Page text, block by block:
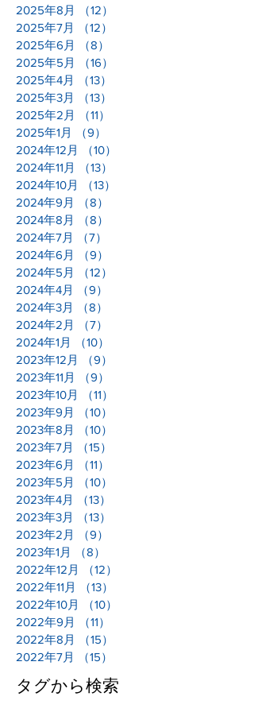
2025年8月
（12）
2025年7月
（12）
2025年6月
（8）
2025年5月
（16）
2025年4月
（13）
2025年3月
（13）
2025年2月
（11）
2025年1月
（9）
2024年12月
（10）
2024年11月
（13）
2024年10月
（13）
2024年9月
（8）
2024年8月
（8）
2024年7月
（7）
2024年6月
（9）
2024年5月
（12）
2024年4月
（9）
2024年3月
（8）
2024年2月
（7）
2024年1月
（10）
2023年12月
（9）
2023年11月
（9）
2023年10月
（11）
2023年9月
（10）
2023年8月
（10）
2023年7月
（15）
2023年6月
（11）
2023年5月
（10）
2023年4月
（13）
2023年3月
（13）
2023年2月
（9）
2023年1月
（8）
2022年12月
（12）
2022年11月
（13）
2022年10月
（10）
2022年9月
（11）
2022年8月
（15）
2022年7月
（15）
タグから検索